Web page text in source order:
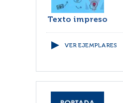
Texto impreso
VER EJEMPLARES